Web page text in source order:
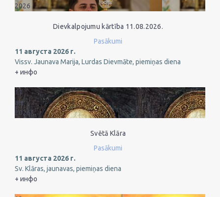
2026
Dievkalpojumu kārtība 11.08.2026.
Pasākumi
11 августа 2026 г.
Vissv. Jaunava Marija, Lurdas Dievmāte, piemiņas diena
+ инфо
11
авг
2026
Svētā Klāra
Pasākumi
11 августа 2026 г.
Sv. Klāras, jaunavas, piemiņas diena
+ инфо